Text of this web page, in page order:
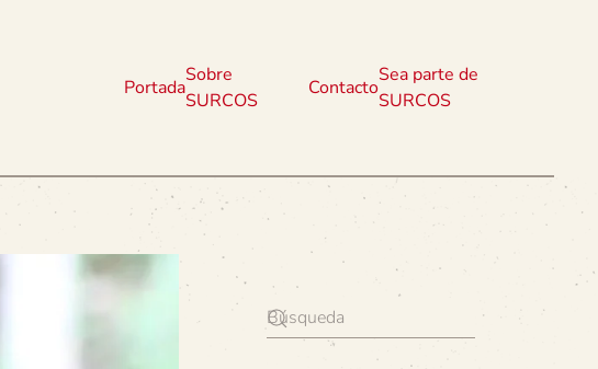
Portada
Sobre
SURCOS
Contacto
Sea parte de
SURCOS